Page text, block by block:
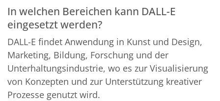
In welchen Bereichen kann DALL-E
eingesetzt werden?
DALL-E findet Anwendung in Kunst und Design,
Marketing, Bildung, Forschung und der
Unterhaltungsindustrie, wo es zur Visualisierung
von Konzepten und zur Unterstützung kreativer
Prozesse genutzt wird.